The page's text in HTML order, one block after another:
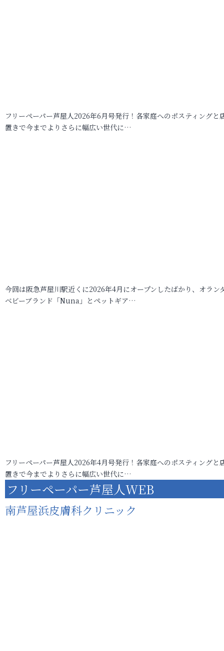
フリーペーパー芦屋人2026年6月号発行！各家庭へのポスティングと
置きで今までよりさらに幅広い世代に…
今回は阪急芦屋川駅近くに2026年4月にオープンしたばかり、オラン
ベビーブランド「Nuna」とペットギア…
フリーペーパー芦屋人2026年4月号発行！各家庭へのポスティングと
置きで今までよりさらに幅広い世代に…
フリーペーパー芦屋人WEB
南芦屋浜皮膚科クリニック